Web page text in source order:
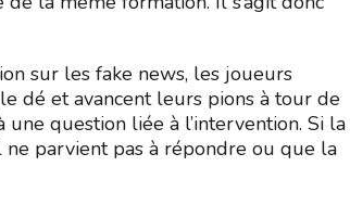
sur les fake news, les joueurs
dé et avancent leurs pions à tour de
question liée à l’intervention. Si la
ne parvient pas à répondre ou que la